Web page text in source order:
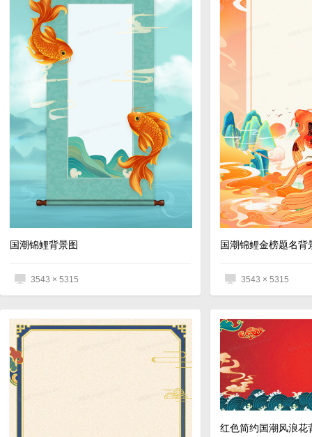
国潮锦鲤背景图
3543 × 5315
国潮锦鲤金榜题名背
3543 × 5315
红色简约国潮风浪花